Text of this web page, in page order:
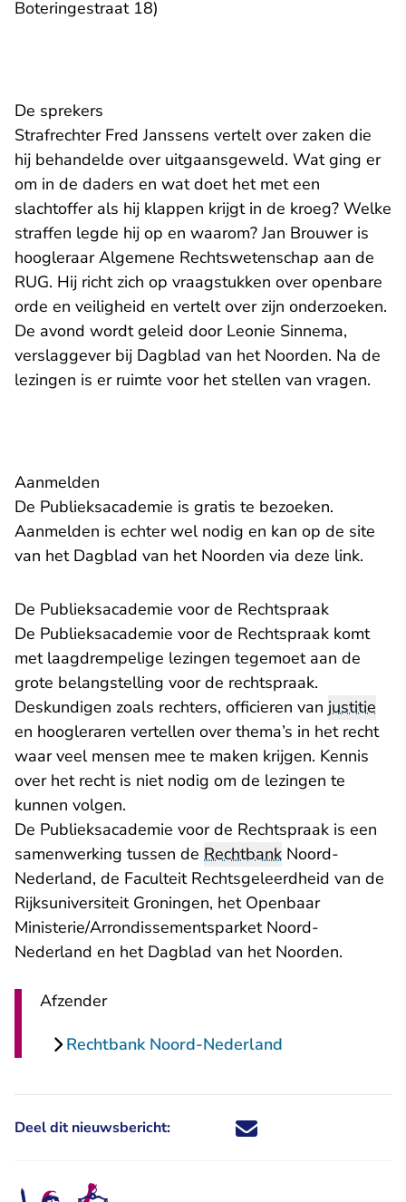
Boteringestraat 18)
De sprekers
Strafrechter Fred Janssens vertelt over zaken die
hij behandelde over uitgaansgeweld. Wat ging er
om in de daders en wat doet het met een
slachtoffer als hij klappen krijgt in de kroeg? Welke
straffen legde hij op en waarom? Jan Brouwer is
hoogleraar Algemene Rechtswetenschap aan de
RUG. Hij richt zich op vraagstukken over openbare
orde en veiligheid en vertelt over zijn onderzoeken.
De avond wordt geleid door Leonie Sinnema,
verslaggever bij Dagblad van het Noorden. Na de
lezingen is er ruimte voor het stellen van vragen.
Aanmelden
De Publieksacademie is gratis te bezoeken.
Aanmelden is echter wel nodig en kan op de site
van het Dagblad van het Noorden via deze link- U
.
De Publieksacademie voor de Rechtspraak
De Publieksacademie voor de Rechtspraak komt
met laagdrempelige lezingen tegemoet aan de
grote belangstelling voor de rechtspraak.
Deskundigen zoals rechters, officieren van justitie
en hoogleraren vertellen over thema’s in het recht
waar veel mensen mee te maken krijgen. Kennis
over het recht is niet nodig om de lezingen te
kunnen volgen.
De Publieksacademie voor de Rechtspraak is een
samenwerking tussen de Rechtbank Noord-
Nederland, de Faculteit Rechtsgeleerdheid van de
Rijksuniversiteit Groningen, het Openbaar
Ministerie/Arrondissementsparket Noord-
Nederland en het Dagblad van het Noorden.
Afzender
Rechtbank Noord-Nederland
Deel dit nieuwsbericht: Deel dit nieuwsbericht via X -
Deel dit nieuwsbericht via
Deel dit nieuwsbericht
Deel dit